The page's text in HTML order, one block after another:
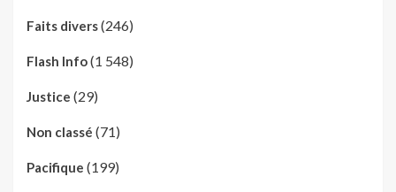
Faits divers(246)
Flash Info(1 548)
Justice (29)
Non classé (71)
Pacifique (199)